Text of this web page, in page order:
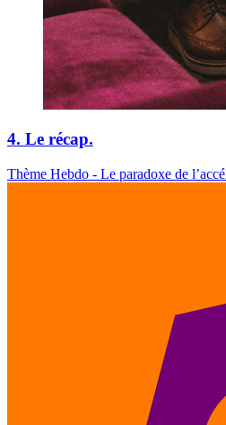
4. Le récap.
Thème Hebdo - Le paradoxe de